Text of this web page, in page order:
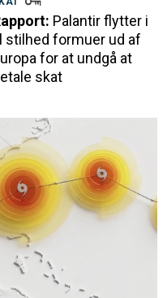
Palantir flytter i
stilhed formuer ud af
for at undgå at
skat